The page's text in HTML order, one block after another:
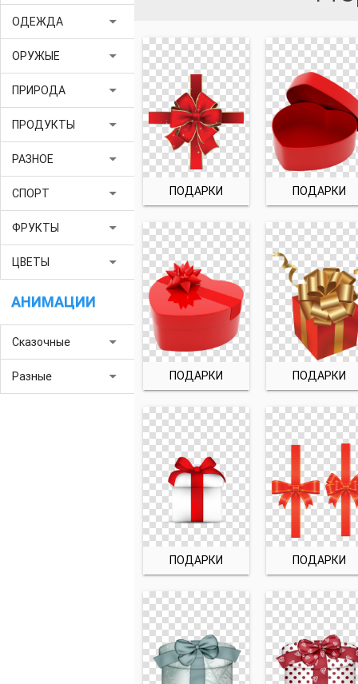
ОДЕЖДА arrow_drop_down
ОРУЖЫЕ arrow_drop_down
ПРИРОДА arrow_drop_down
ПРОДУКТЫ arrow_drop_down
РАЗНОЕ arrow_drop_down
СПОРТ arrow_drop_down
ФРУКТЫ arrow_drop_down
ЦВЕТЫ arrow_drop_down
АНИМАЦИИ
Сказочные arrow_drop_down
Разные arrow_drop_down
ПОДАРКИ ПОДАРКИ
ПОДАРКИ ПОДАРКИ
ПОДАРКИ ПОДАРКИ